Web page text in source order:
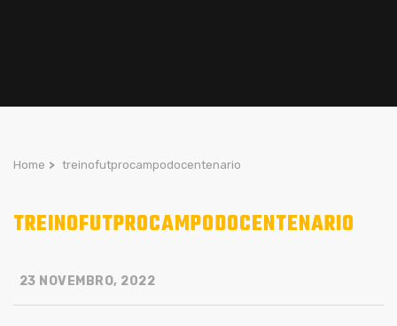
Home > treinofutprocampodocentenario
TREINOFUTPROCAMPODOCENTENARIO
23 NOVEMBRO, 2022